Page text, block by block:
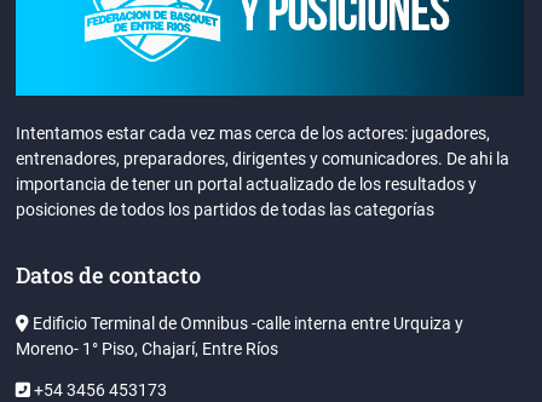
Intentamos estar cada vez mas cerca de los actores: jugadores,
entrenadores, preparadores, dirigentes y comunicadores. De ahi la
importancia de tener un portal actualizado de los resultados y
posiciones de todos los partidos de todas las categorías
Datos de contacto
Edificio Terminal de Omnibus -calle interna entre Urquiza y
Moreno- 1° Piso, Chajarí, Entre Ríos
+54 3456 453173